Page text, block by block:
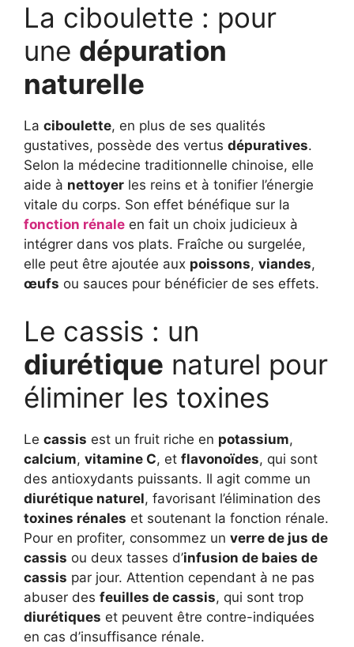
La ciboulette : pour
une dépuration
naturelle
La ciboulette, en plus de ses qualités
gustatives, possède des vertus dépuratives.
Selon la médecine traditionnelle chinoise, elle
aide à nettoyer les reins et à tonifier l’énergie
vitale du corps. Son effet bénéfique sur la
fonction rénale en fait un choix judicieux à
intégrer dans vos plats. Fraîche ou surgelée,
elle peut être ajoutée aux poissons, viandes,
œufs ou sauces pour bénéficier de ses effets.
Le cassis : un
diurétique naturel pour
éliminer les toxines
Le cassis est un fruit riche en potassium,
calcium, vitamine C, et flavonoïdes, qui sont
des antioxydants puissants. Il agit comme un
diurétique naturel, favorisant l’élimination des
toxines rénales et soutenant la fonction rénale.
Pour en profiter, consommez un verre de jus de
cassis ou deux tasses d’infusion de baies de
cassis par jour. Attention cependant à ne pas
abuser des feuilles de cassis, qui sont trop
diurétiques et peuvent être contre-indiquées
en cas d’insuffisance rénale.